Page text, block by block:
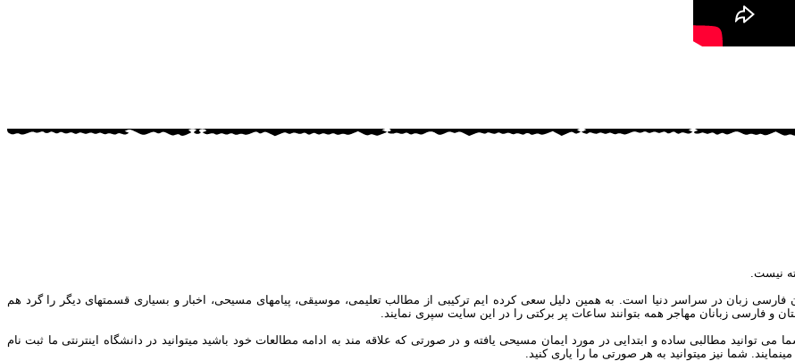
نیست.
زبان در سراسر دنیا است. به همین دلیل سعی کرده ایم ترکیبی از مطالب تعلیمی، موسیقی، پیامهای مسیحی، اخبار و بسیاری قسمتهای دیگر را گرد هم
و فارسی زبانان مهاجر همه بتوانند ساعات پر برکتی را در این سایت سپری نمایند.
مطالبی ساده و ابتدایی در مورد ایمان مسیحی یافته و در صورتی که علاقه مند به ادامه مطالعات خود باشید میتوانید در دانشگاه اینترنتی ما ثبت نام
شما نیز میتوانید به هر صورتی ما را یاری کنید.